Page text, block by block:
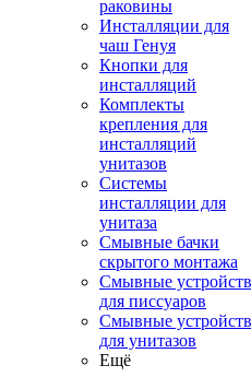
раковины
Инсталляции для
чаш Генуя
Кнопки для
инсталляций
Комплекты
крепления для
инсталляций
унитазов
Системы
инсталляции для
унитаза
Смывные бачки
скрытого монтажа
Смывные
для писсуаров
Смывные
для унитазов
Ещё